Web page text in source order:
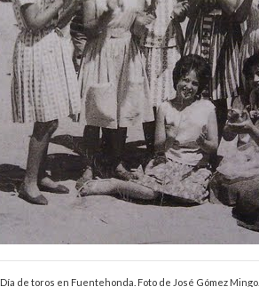
Día de toros en Fuentehonda. Foto de José Gómez Mingo.